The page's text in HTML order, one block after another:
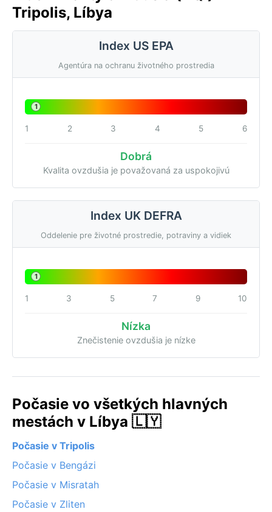
Tripolis, Líbya
Index US EPA
Agentúra na ochranu životného prostredia
1
1 2 3 4 5 6
Dobrá
Kvalita ovzdušia je považovaná za uspokojivú
Index UK DEFRA
Oddelenie pre životné prostredie, potraviny a vidiek
1
1 3 5 7 9 10
Nízka
Znečistenie ovzdušia je nízke
Počasie vo všetkých hlavných
mestách v Líbya 🇱🇾
Počasie v Tripolis
Počasie v Bengázi
Počasie v Misratah
Počasie v Zliten